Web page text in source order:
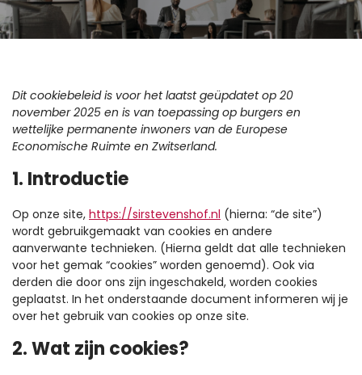
Dit cookiebeleid is voor het laatst geüpdatet op 20
november 2025 en is van toepassing op burgers en
wettelijke permanente inwoners van de Europese
Economische Ruimte en Zwitserland.
1. Introductie
Op onze site, https://sirstevenshof.nl (hierna: “de site”)
wordt gebruikgemaakt van cookies en andere
aanverwante technieken. (Hierna geldt dat alle technieken
voor het gemak “cookies” worden genoemd). Ook via
derden die door ons zijn ingeschakeld, worden cookies
geplaatst. In het onderstaande document informeren wij je
over het gebruik van cookies op onze site.
2. Wat zijn cookies?